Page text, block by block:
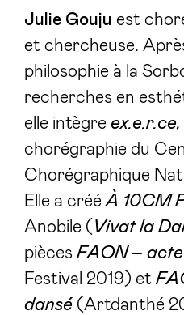
Julie Gouju est
et chercheuse.
philosophie à la
recherches en
elle intègre ex.e.r.ce,
chorégraphie du
Chorégraphique
Elle a crééÀ 10CM
Anobile ( Vivat la
pièces FAON –
Festival 2019) et
dansé (Artdanthé